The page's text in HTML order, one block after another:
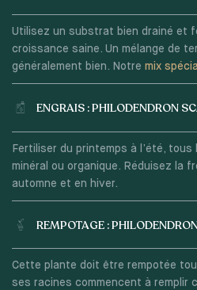
Utilisez un substrat bien drainé et
croissance saine. Un mélange de
généralement bien. Notre mix
ENGRAIS : PHILODENDRON
Fertiliser du printemps à l’été,
minéral ou organique. Réduisez la
automne et en hiver.
REMPOTAGE :
Cette plante doit être rempotée
ses racines commencent à remplir